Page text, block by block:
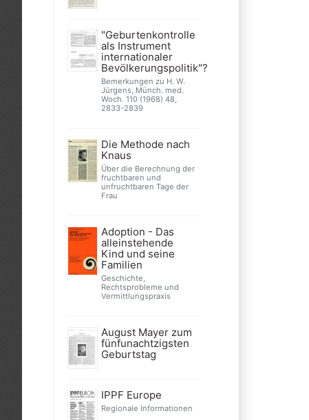
"Geburtenkontrolle
als Instrument
internationaler
Bevölkerungspolitik"?
Bemerkungen zu H. W.
Jürgens, Münch. med.
Woch. 110 (1968) 48,
2833-2839
Die Methode nach
Knaus
Über die Berechnung der
fruchtbaren und
unfruchtbaren Tage der
Frau
Adoption - Das
alleinstehende
Kind und seine
Familien
Geschichte,
Rechtsprobleme und
Vermittlungspraxis
August Mayer zum
fünfunachtzigsten
Geburtstag
IPPF Europe
Regionale Informationen